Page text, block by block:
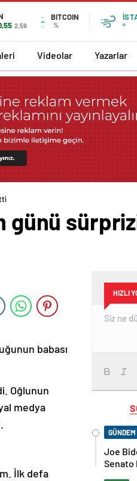
2,59
BITCOIN
%
°
Videolar Yazarlar
günü
babası
Oğlunun
medya
İlk defa
HIZLI
GÜNDEM
Joe
Senato